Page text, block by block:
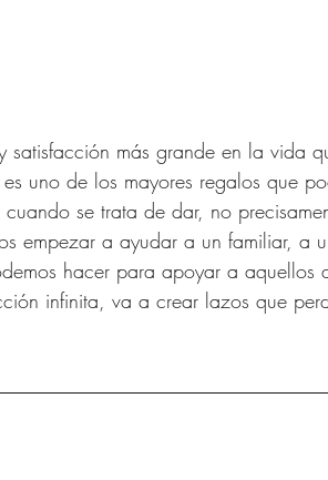
satisfacción más grande en la vida
uno de los mayores regalos que
se trata de dar, no
empezar a ayudar a un familiar,
hacer para apoyar a aquellos
infinita, va a crear lazos que